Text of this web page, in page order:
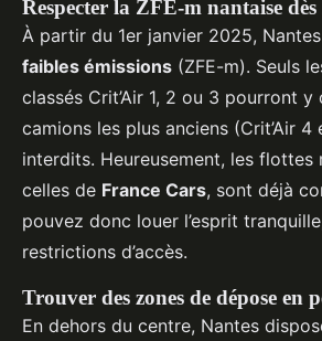
Respecter la ZFE-m nantaise dès
À partir du 1er janvier 2025,
faibles émissions (ZFE-m). Seuls
classés Crit’Air 1, 2 ou 3 pourront y
camions les plus anciens (Crit’Air 4
interdits. Heureusement, les flottes
celles de France Cars, sont déjà
pouvez donc louer l’esprit
restrictions d’accès.
Trouver des zones de dépose en
En dehors du centre, Nantes